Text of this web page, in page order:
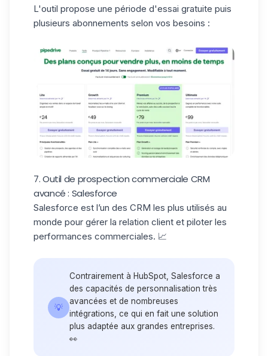
L'outil propose une période d'essai gratuite puis
plusieurs abonnements selon vos besoins :
7. Outil de prospection commerciale CRM
avancé : Salesforce
Salesforce est l’un des CRM les plus utilisés au
monde pour gérer la relation client et piloter les
performances commerciales. 📈
💡
Contrairement à HubSpot, Salesforce a
des capacités de personnalisation très
avancées et de nombreuses
intégrations, ce qui en fait une solution
plus adaptée aux grandes entreprises.
👀